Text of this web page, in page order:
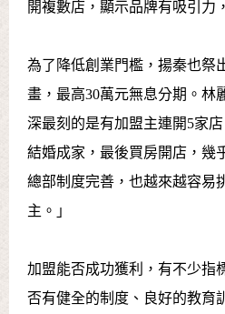
開複數店，顯示品牌有吸引力
為了降低創業門檻，揚秦也祭
畫，最高30萬元無息分期。林
深最刻的是有加盟主連開5家
結婚成家，最後買房開店，幾
總部制度完善，也越來越容易
主。」
加盟能否成功獲利，有不少指
否有健全的制度、良好的教育